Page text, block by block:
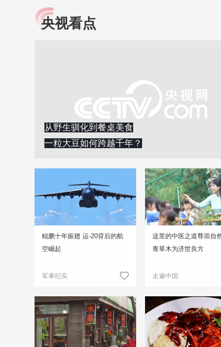
小央视频
知识！
央视看点
从野生驯化到餐桌美食
一粒大豆如何跨越千年？
鲲鹏十年振翅 运-20背后的航
空崛起
军事纪实
这里的中医之道尊崇自
青草木为济世良方
走遍中国